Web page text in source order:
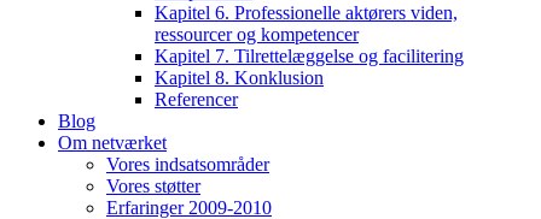
Kapitel 6. Professionelle aktørers viden,
ressourcer og kompetencer
Kapitel 7. Tilrettelæggelse og facilitering
Kapitel 8. Konklusion
Referencer
Blog
Om netværket
Vores indsatsområder
Vores støtter
Erfaringer 2009-2010